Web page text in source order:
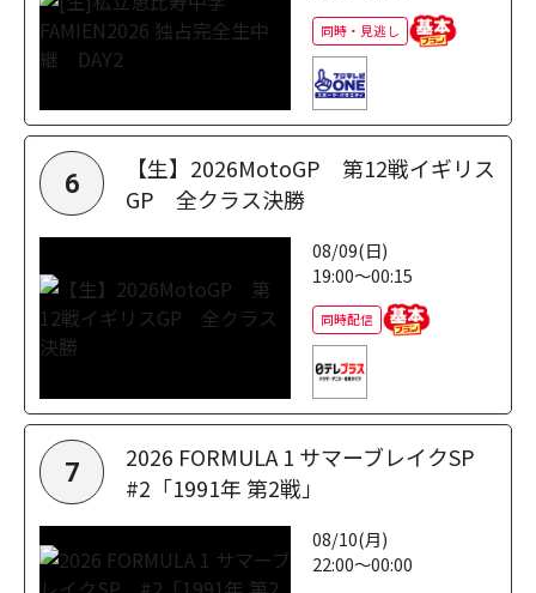
同時・見逃し
6
【生】2026MotoGP 第12戦イギリス
GP 全クラス決勝
08/09(日)
19:00～00:15
同時配信
7
2026 FORMULA 1 サマーブレイクSP
#2「1991年 第2戦」
08/10(月)
22:00～00:00